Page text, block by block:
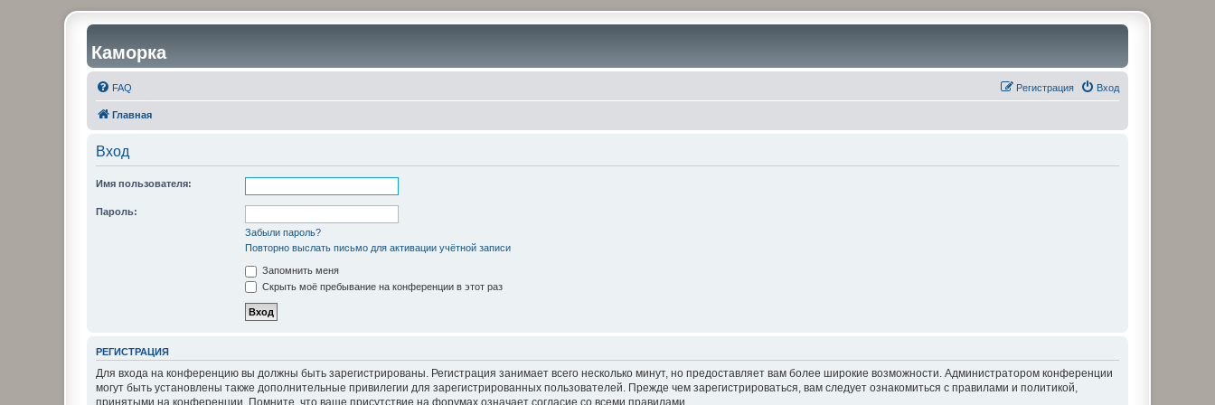
Каморка
FAQ Вход
Регистрация
Главная
Вход
Имя пользователя:
Пароль:
Забыли пароль?
Повторно выслать письмо для активации учётной записи
Запомнить меня
Скрыть моё пребывание на конференции в этот раз
РЕГИСТРАЦИЯ
Для входа на конференцию вы должны быть зарегистрированы. Регистрация занимает всего несколько минут, но предоставляет вам более широкие возможности. Администратором конференции
могут быть установлены также дополнительные привилегии для зарегистрированных пользователей. Прежде чем зарегистрироваться, вам следует ознакомиться с правилами и политикой,
принятыми на конференции. Помните, что ваше присутствие на форумах означает согласие со всеми правилами.